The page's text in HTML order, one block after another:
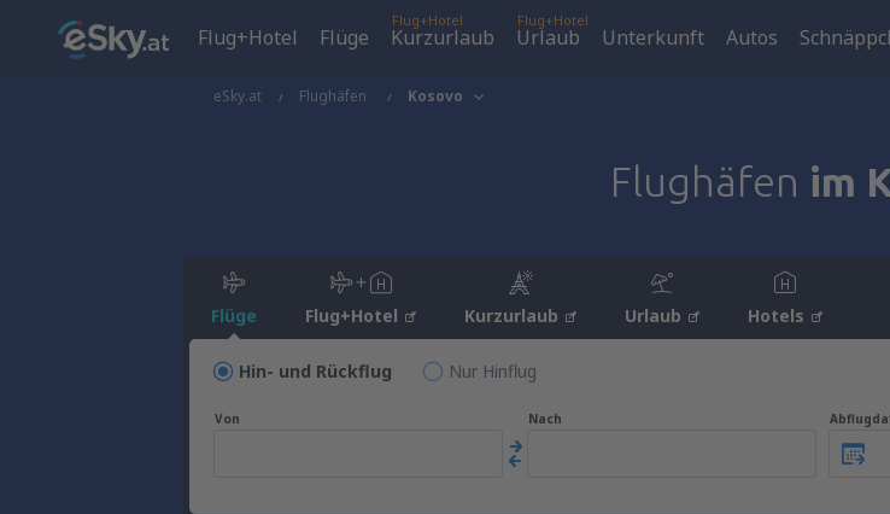
Flug+Hotel Flüge
Flug+Hotel
Kurzurlaub
Flug+Hotel
Urlaub Unterkunft Autos
eSky.at Flughäfen Kosovo
Flughäfen im
Flüge Flug+Hotel Kurzurlaub Urlaub Hotels
Hin- und Rückflug Nur Hinflug
Von Nach